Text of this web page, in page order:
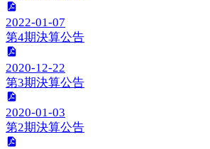
2022-01-07
第4期決算公告
2020-12-22
第3期決算公告
2020-01-03
第2期決算公告